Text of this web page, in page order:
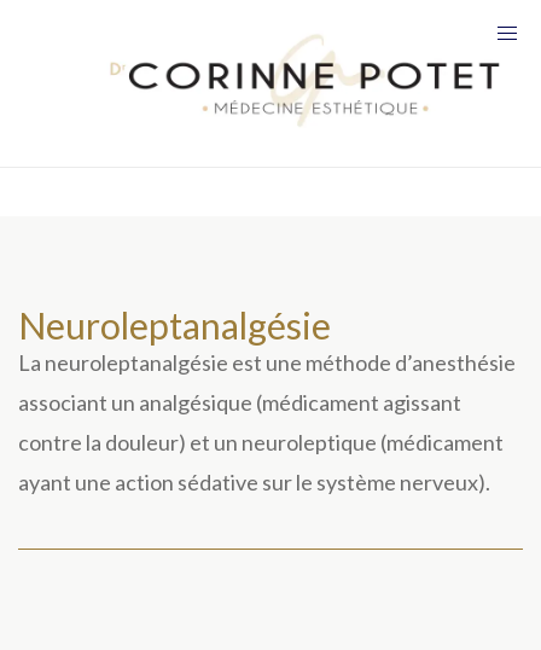
Neuroleptanalgésie
La neuroleptanalgésie est une méthode d’anesthésie
associant un analgésique (médicament agissant
contre la douleur) et un neuroleptique (médicament
ayant une action sédative sur le système nerveux).